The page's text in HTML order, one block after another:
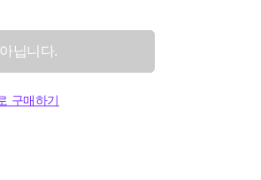
닙니다.
구매하기